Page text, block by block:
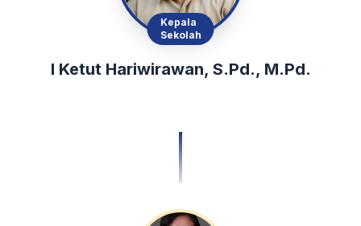
Kepala
Sekolah
I Ketut Hariwirawan, S.Pd., M.Pd.